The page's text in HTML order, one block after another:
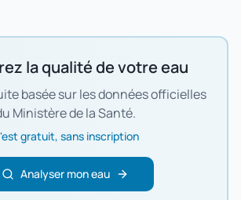
la qualité de votre eau
basée sur les données officielles
Ministère de la Santé.
gratuit, sans inscription
Analyser mon eau